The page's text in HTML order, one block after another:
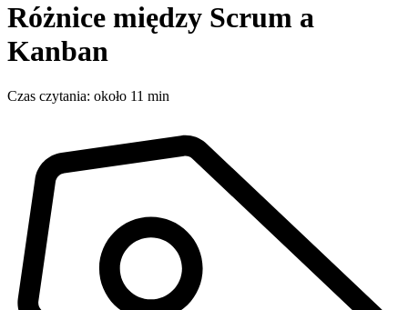
Różnice między Scrum a
Kanban
Czas czytania: około 11 min